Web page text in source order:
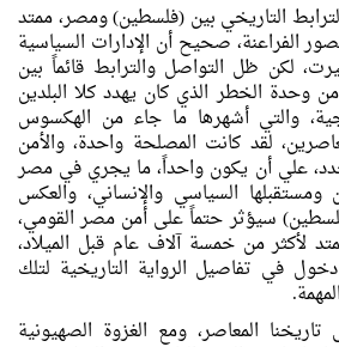
التاريخي بين (فلسطين) ومصر، ممتد
الفراعنة، صحيح أن الإدارات السياسية
لكن ظل التواصل والترابط قائماً بين
وحدة الخطر الذي كان يهدد كلا البلدين
والتي أشهرها ما جاء من الهكسوس
لقد كانت المصلحة واحدة، والأمن
علي أن يكون واحداً، ما يجري في مصر
السياسي والإنساني، والعكس
سيؤثر حتماً على أمن مصر القومي،
لأكثر من خمسة آلاف عام قبل الميلاد،
في تفاصيل الرواية التاريخية لتلك
تاريخنا المعاصر، ومع الغزوة الصهيونية